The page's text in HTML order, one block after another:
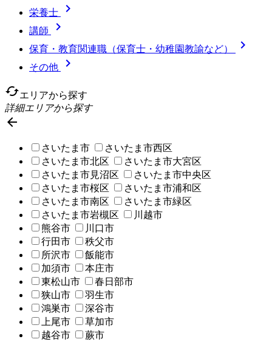
栄養士 
講師 
保育・教育関連職（保育士・幼稚園教諭など） 
その他

cachedエリアから探す
詳細エリアから探す

さいたま市
さいたま市西区
さいたま市北区
さいたま市大宮区
さいたま市見沼区
さいたま市中央区
さいたま市桜区
さいたま市浦和区
さいたま市南区
さいたま市緑区
さいたま市岩槻区
川越市
熊谷市
川口市
行田市
秩父市
所沢市
飯能市
加須市
本庄市
東松山市
春日部市
狭山市
羽生市
鴻巣市
深谷市
上尾市
草加市
越谷市
蕨市